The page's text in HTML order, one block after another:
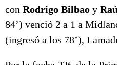
con Rodrigo Bilbao y
84’) venció 2 a 1 a
(ingresó a los 78’),